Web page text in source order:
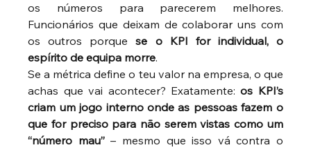
os números para parecerem melhores.
Funcionários que deixam de colaborar uns com
os outros porque se o KPI for individual, o
espírito de equipa morre.
Se a métrica define o teu valor na empresa, o que
achas que vai acontecer? Exatamente: os KPI’s
criam um jogo interno onde as pessoas fazem o
que for preciso para não serem vistas como um
“número mau” – mesmo que isso vá contra o